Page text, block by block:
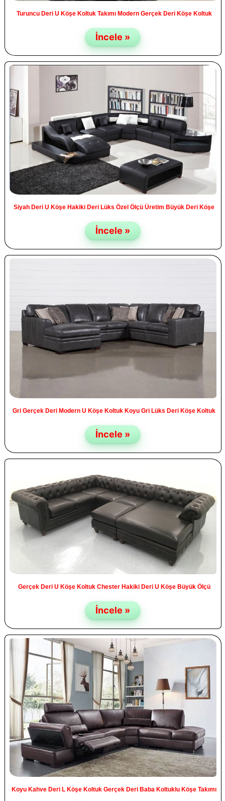
Turuncu Deri U Köşe Koltuk Takımı Modern Gerçek Deri Köşe Koltuk
İncele »
Siyah Deri U Köşe Hakiki Deri Lüks Özel Ölçü Üretim Büyük Deri Köşe
İncele »
Gri Gerçek Deri Modern U Köşe Koltuk Koyu Gri Lüks Deri Köşe Koltuk
İncele »
Gerçek Deri U Köşe Koltuk Chester Hakiki Deri U Köşe Büyük Ölçü
İncele »
Koyu Kahve Deri L Köşe Koltuk Gerçek Deri Baba Koltuklu Köşe Takımı